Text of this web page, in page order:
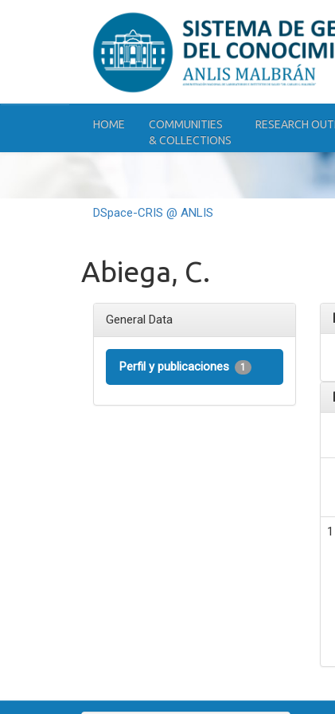
HOME
COMMUNITIES
& COLLECTIONS
RESEARCH
DSpace-CRIS @ ANLIS
Abiega, C.
General Data
Perfil y publicaciones 1
1